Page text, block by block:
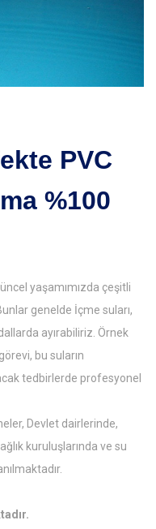
PVC
%100
yaşamımızda çeşitli
genelde İçme suları,
ayırabiliriz. Örnek
bu suların
tedbirlerde profesyonel
Devlet dairlerinde,
kuruluşlarında ve su